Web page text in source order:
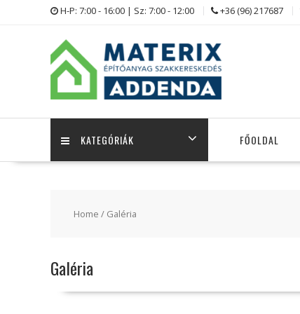
H-P: 7:00 - 16:00 | Sz: 7:00 - 12:00 +36 (96) 217687
KATEGÓRIÁK FŐOLDAL
Home / Galéria
Galéria